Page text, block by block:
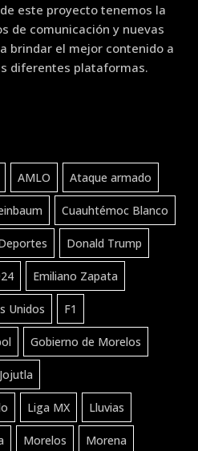
este proyecto tenemos la
de comunicación y nuevas
brindar el mejor contenido a
diferentes plataformas.
AMLO Ataque armado
Cuauhtémoc Blanco
Donald Trump
Emiliano Zapata
Unidos F1
Gobierno de Morelos
Jojutla
Liga MX Lluvias
Morelos Morena